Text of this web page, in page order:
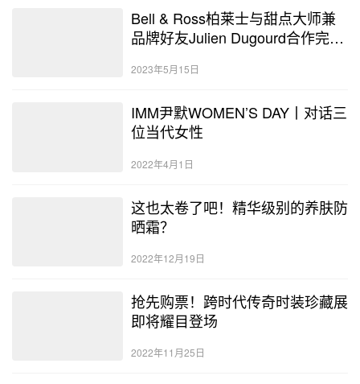
Bell & Ross柏莱士与甜点大师兼
品牌好友Julien Dugourd合作完成
2023年5月15日
IMM尹默WOMEN’S DAY丨对话三
位当代女性
2022年4月1日
这也太卷了吧！精华级别的养肤防
晒霜？
2022年12月19日
抢先购票！跨时代传奇时装珍藏展
即将耀目登场
2022年11月25日